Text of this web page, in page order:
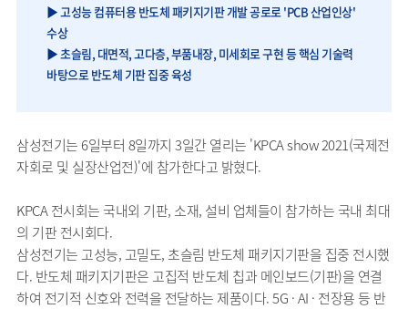
▶ 고성능 컴퓨터용 반도체 패키지기판 개발 공로로 'PCB 산업인상'
수상
▶ 초슬림, 대면적, 고다층, 부품내장, 미세회로 구현 등 핵심 기술력
바탕으로 반도체 기판 집중 육성
삼성전기는 6일부터 8일까지 3일간 열리는 'KPCA show 2021(국제전
자회로 및 실장산업전)'에 참가한다고 밝혔다.
KPCA 전시회는 국내외 기판, 소재, 설비 업체들이 참가하는 국내 최대
의 기판 전시회다.
삼성전기는 고성능, 고밀도, 초슬림 반도체 패키지기판을 집중 전시했
다. 반도체 패키지기판은 고집적 반도체 칩과 메인보드(기판)을 연결
하여 전기적 신호와 전력을 전달하는 제품이다. 5G · AI · 전장용 등 반